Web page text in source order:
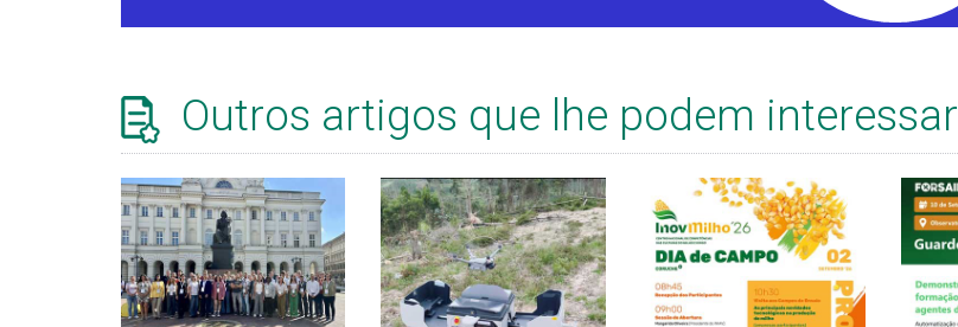
Outros artigos que lhe podem interessar